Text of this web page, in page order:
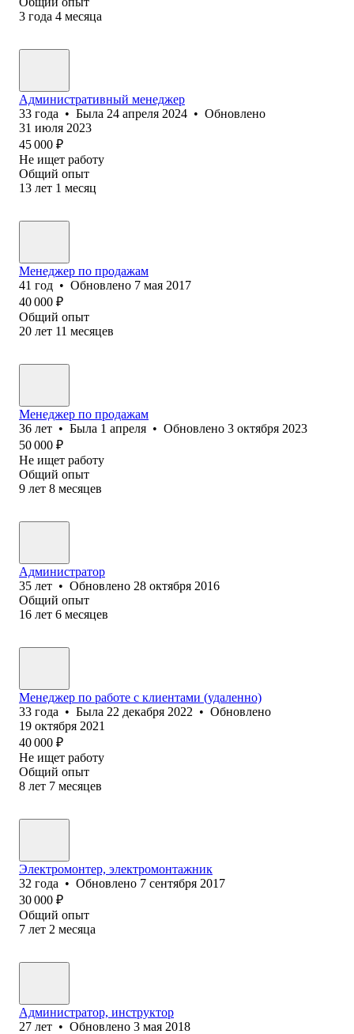
3 года 4 месяца
Административный менеджер
33 года • Была 24 апреля 2024 • Обновлено
31 июля 2023
45 000 ₽
Не ищет работу
Общий опыт
13 лет 1 месяц
Менеджер по продажам
41 год • Обновлено 7 мая 2017
40 000 ₽
Общий опыт
20 лет 11 месяцев
Менеджер по продажам
36 лет • Была 1 апреля • Обновлено 3 октября 2023
50 000 ₽
Не ищет работу
Общий опыт
9 лет 8 месяцев
Администратор
35 лет • Обновлено 28 октября 2016
Общий опыт
16 лет 6 месяцев
Менеджер по работе с клиентами (удаленно)
33 года • Была 22 декабря 2022 • Обновлено
19 октября 2021
40 000 ₽
Не ищет работу
Общий опыт
8 лет 7 месяцев
Электромонтер, электромонтажник
32 года • Обновлено 7 сентября 2017
30 000 ₽
Общий опыт
7 лет 2 месяца
Администратор, инструктор
27 лет • Обновлено 3 мая 2018